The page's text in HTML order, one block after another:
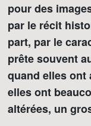
pour des
par le récit
part, par le
prête souvent
quand elles ont
elles ont
altérées, un